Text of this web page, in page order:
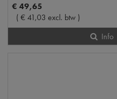
€ 49,65
( €41,03 excl. btw )
Info